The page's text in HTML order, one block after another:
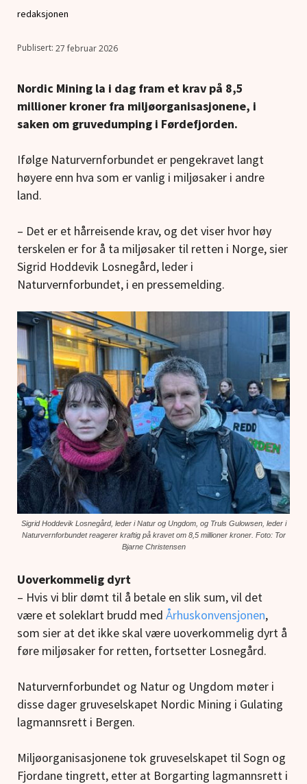
redaksjonen
27 februar 2026
Nordic Mining la i dag fram et krav på 8,5
millioner kroner fra miljøorganisasjonene, i
saken om gruvedumping i Førdefjorden.
Ifølge Naturvernforbundet er pengekravet langt
høyere enn hva som er vanlig i miljøsaker i andre
land.
– Det er et hårreisende krav, og det viser hvor høy
terskelen er for å ta miljøsaker til retten i Norge, sier
Sigrid Hoddevik Losnegård, leder i
Naturvernforbundet, i en pressemelding.
Sigrid Hoddevik Losnegård, leder i Natur og Ungdom, og Truls Gulowsen, leder i
Naturvernforbundet reagerer kraftig på kravet om 8,5 millioner kroner. Foto: Tor
Bjarne Christensen
Uoverkommelig dyrt
– Hvis vi blir dømt til å betale en slik sum, vil det
være et soleklart brudd med Århuskonvensjonen,
som sier at det ikke skal være uoverkommelig dyrt å
føre miljøsaker for retten, fortsetter Losnegård.
Naturvernforbundet og Natur og Ungdom møter i
disse dager gruveselskapet Nordic Mining i Gulating
lagmannsrett i Bergen.
Miljøorganisasjonene tok gruveselskapet til Sogn og
Fjordane tingrett, etter at Borgarting lagmannsrett i